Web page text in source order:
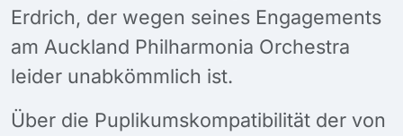
Erdrich, der wegen seines Engagements
am Auckland Philharmonia Orchestra
leider unabkömmlich ist.
Über die Puplikumskompatibilität der von